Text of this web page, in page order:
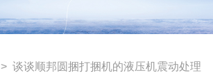
> 谈谈顺邦圆捆打捆机的液压机震动处理